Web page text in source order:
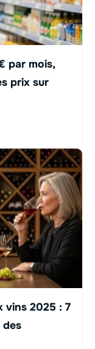
par mois,
prix sur
vins 2025 : 7
des